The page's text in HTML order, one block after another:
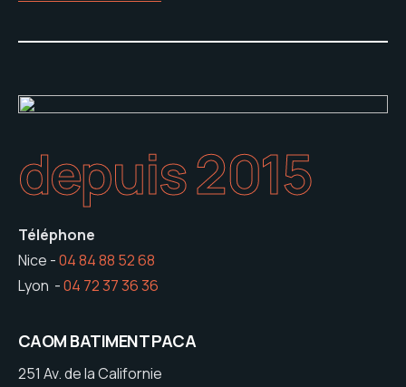
depuis 2015
Téléphone
Nice -04 84 88 52 68
Lyon -04 72 37 36 36
CAOM BATIMENT PACA
251 Av. de la Californie